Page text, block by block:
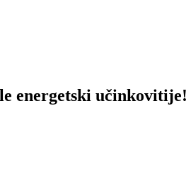
energetski učinkovitije!